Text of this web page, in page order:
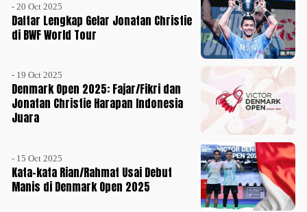
- 20 Oct 2025
Daftar Lengkap Gelar Jonatan Christie
di BWF World Tour
- 19 Oct 2025
Denmark Open 2025: Fajar/Fikri dan
Jonatan Christie Harapan Indonesia
Juara
- 15 Oct 2025
Kata-kata Rian/Rahmat Usai Debut
Manis di Denmark Open 2025